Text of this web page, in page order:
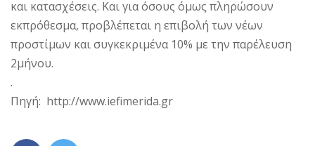
και κατασχέσεις. Και για όσους όμως πληρώσουν
εκπρόθεσμα, προβλέπεται η επιβολή των νέων
προστίμων και συγκεκριμένα 10% με την παρέλευση
2μήνου.
.
Πηγή: http://www.iefimerida.gr